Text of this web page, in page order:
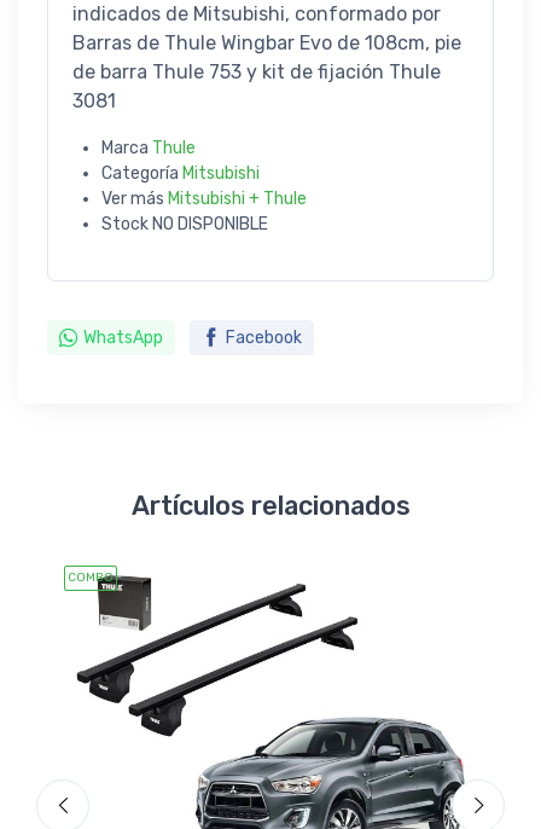
indicados de Mitsubishi, conformado por
Barras de Thule Wingbar Evo de 108cm, pie
de barra Thule 753 y kit de fijación Thule
3081
Marca Thule
Categoría Mitsubishi
Ver más Mitsubishi + Thule
Stock NO DISPONIBLE
WhatsApp Facebook
Artículos relacionados
COMBO